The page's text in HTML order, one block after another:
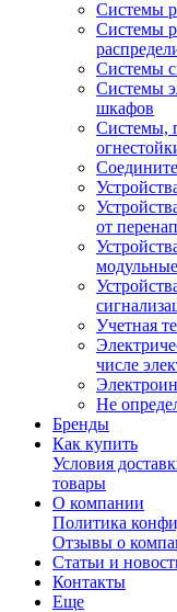
Системы
Системы
Системы
Системы
шкафов
Системы,
от
Учетная
числе
Не
Бренды
Как купить
Условия
товары
О компании
Политика
Отзывы о
Статьи и
Контакты
Еще